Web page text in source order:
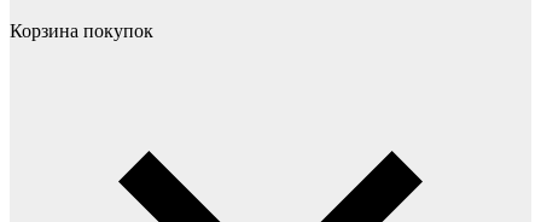
Корзина покупок